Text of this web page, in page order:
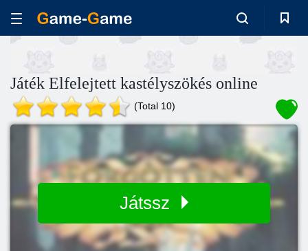
Játék Elfelejtett kastélyszökés online
(Total 10)
Játssz